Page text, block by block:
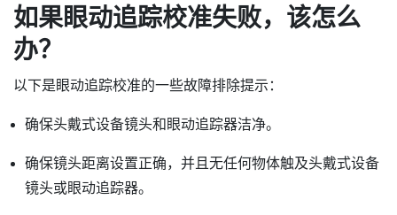
如果眼动追踪校准失败，该怎么
办？
以下是眼动追踪校准的一些故障排除提示：
确保头戴式设备镜头和眼动追踪器洁净。
确保镜头距离设置正确，并且无任何物体触及头戴式设备
镜头或眼动追踪器。